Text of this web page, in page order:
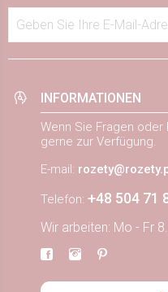
Geben Sie Ihre E-Mail-
INFORMATIONEN
Wenn Sie Fragen oder
gerne zur Verfügung.
E-mail:
Telefon: +48 504 71
Wir arbeiten: Mo - Fr